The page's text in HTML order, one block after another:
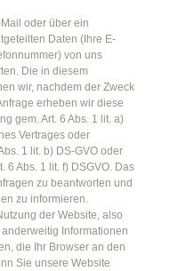
oder über ein
Daten (Ihre E-
von uns
Die in diesem
wir, nachdem der Zweck
erheben wir diese
gem. Art. 6 Abs. 1 lit. a)
Vertrages oder
1 lit. b) DS-GVO oder
6 Abs. 1 lit. f) DSGVO. Das
zu beantworten und
zu informieren.
der Website, also
Informationen
die Ihr Browser an den
Sie unsere Website